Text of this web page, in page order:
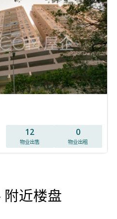
12
物业出售
0
物业出租
附近楼盘